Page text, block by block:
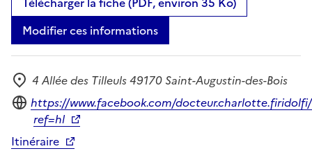
Modifier ces informations
Adresse
4 Allée des Tilleuls 49170 Saint-Augustin-des-Bois
Site internet
https://www.facebook.com/
ref=hl
Itinéraire